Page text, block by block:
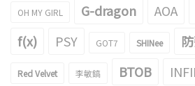
OH MY GIRL G-dragon AOA
f(x) PSY GOT7 SHINee
Red Velvet 李敏鎬 BTOB